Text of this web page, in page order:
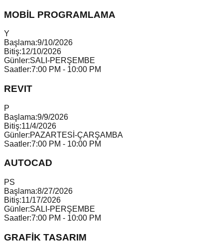
MOBİL PROGRAMLAMA
Y
Başlama:9/10/2026
Bitiş:12/10/2026
Günler:SALI-PERŞEMBE
Saatler:7:00 PM - 10:00 PM
REVIT
P
Başlama:9/9/2026
Bitiş:11/4/2026
Günler:PAZARTESİ-ÇARŞAMBA
Saatler:7:00 PM - 10:00 PM
AUTOCAD
PS
Başlama:8/27/2026
Bitiş:11/17/2026
Günler:SALI-PERŞEMBE
Saatler:7:00 PM - 10:00 PM
GRAFİK TASARIM